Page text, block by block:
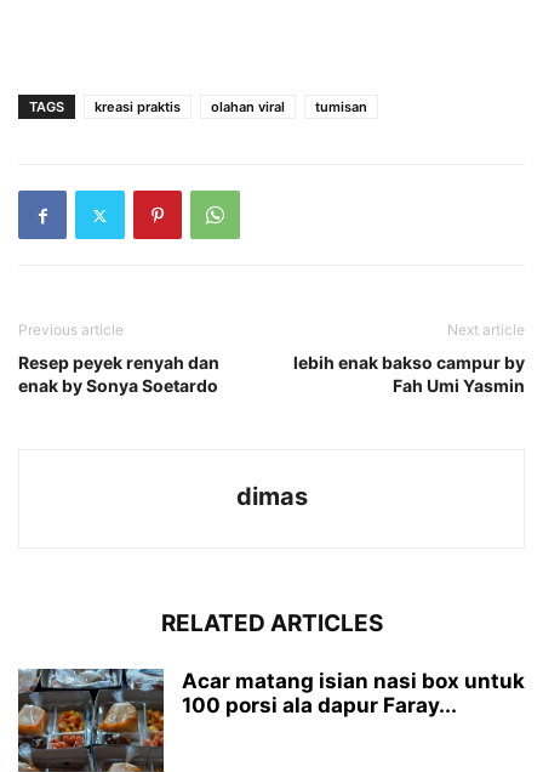
TAGS kreasi praktis olahan viral tumisan
Previous article
Resep peyek renyah dan
enak by Sonya Soetardo
Next article
lebih enak bakso campur by
Fah Umi Yasmin
dimas
RELATED ARTICLES
Acar matang isian nasi box untuk
100 porsi ala dapur Faray...